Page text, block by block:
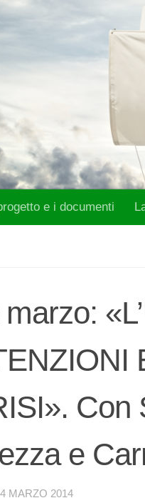
e i documenti
Con
e
MARZO 2014